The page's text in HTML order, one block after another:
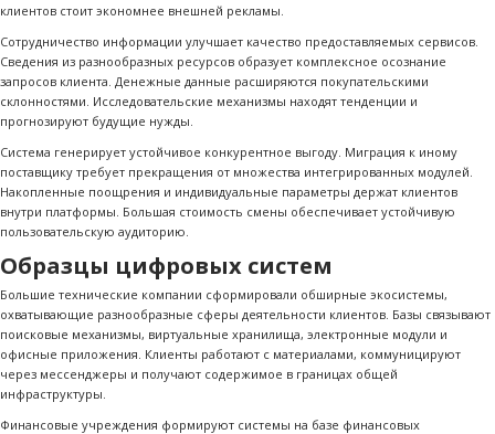
клиентов стоит экономнее внешней рекламы.
Сотрудничество информации улучшает качество предоставляемых сервисов.
Сведения из разнообразных ресурсов образует комплексное осознание
запросов клиента. Денежные данные расширяются покупательскими
склонностями. Исследовательские механизмы находят тенденции и
прогнозируют будущие нужды.
Система генерирует устойчивое конкурентное выгоду. Миграция к иному
поставщику требует прекращения от множества интегрированных модулей.
Накопленные поощрения и индивидуальные параметры держат клиентов
внутри платформы. Большая стоимость смены обеспечивает устойчивую
пользовательскую аудиторию.
Образцы цифровых систем
Большие технические компании сформировали обширные экосистемы,
охватывающие разнообразные сферы деятельности клиентов. Базы связывают
поисковые механизмы, виртуальные хранилища, электронные модули и
офисные приложения. Клиенты работают с материалами, коммуницируют
через мессенджеры и получают содержимое в границах общей
инфраструктуры.
Финансовые учреждения формируют системы на базе финансовых